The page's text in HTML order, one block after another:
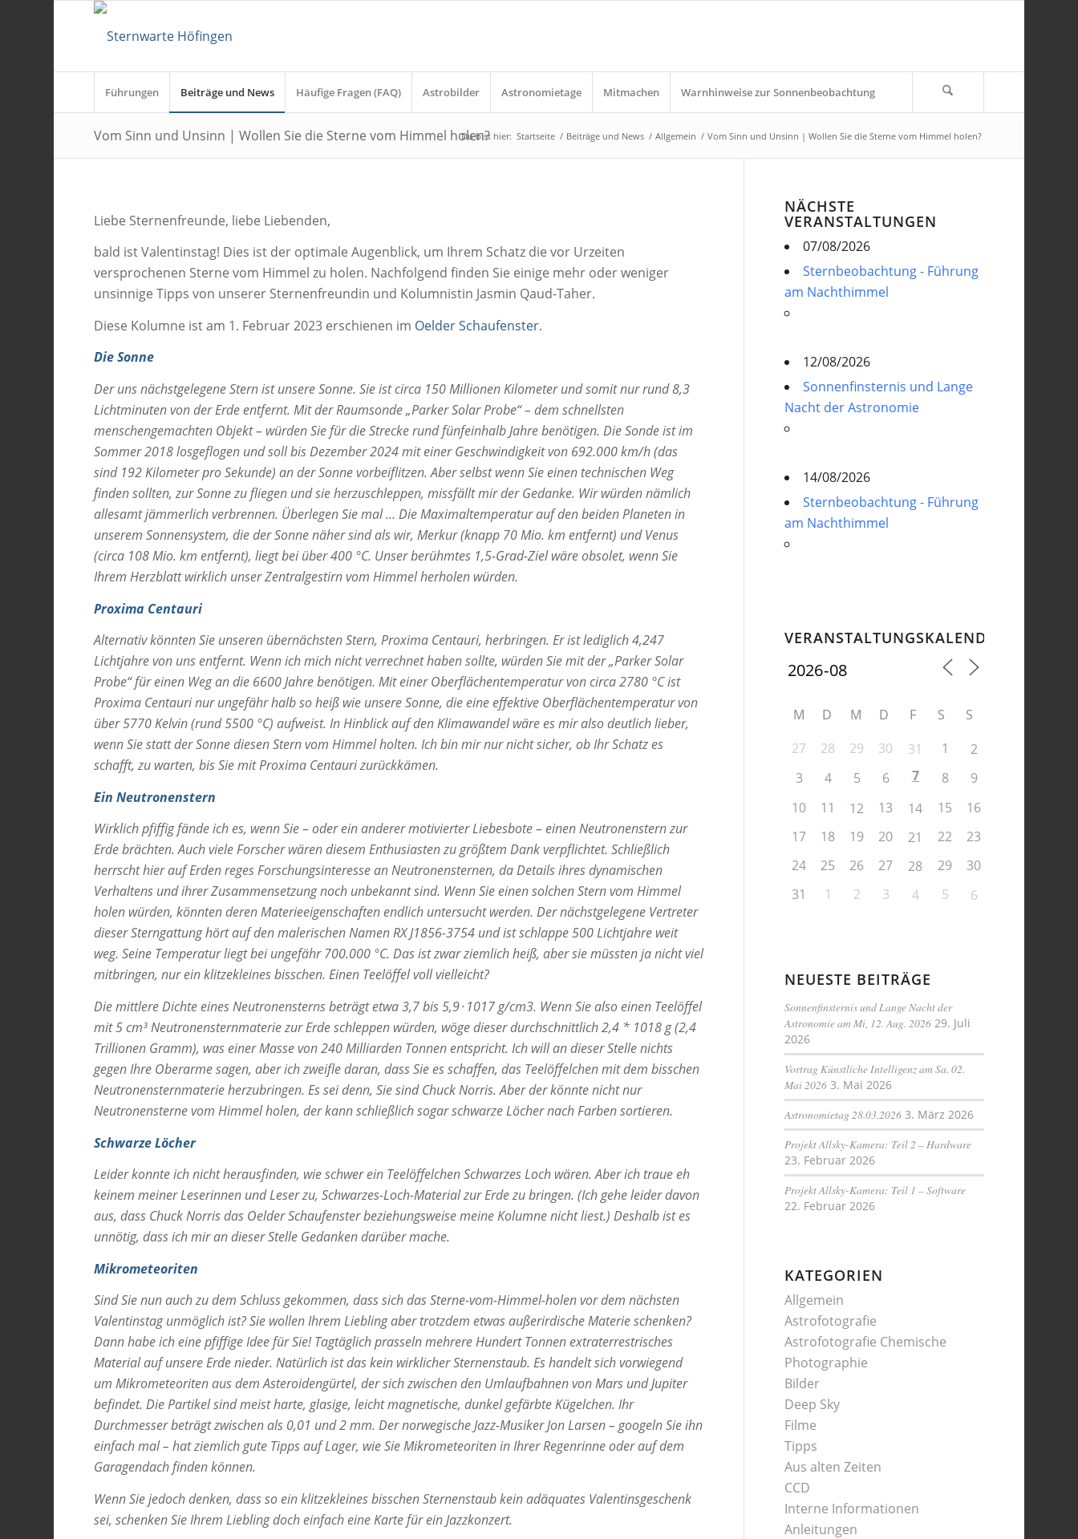
Führungen Beiträge und News Häufige Fragen (FAQ) Astrobilder Astronomietage Mitmachen Warnhinweise zur Sonnenbeobachtung
Vom Sinn und Unsinn | Wollen Sie die Sterne vom Himmel holen?
Du bist hier: Startseite / Beiträge und News / Allgemein / Vom Sinn und Unsinn | Wollen Sie die Sterne vom Himmel holen?
Liebe Sternenfreunde, liebe Liebenden,
bald ist Valentinstag! Dies ist der optimale Augenblick, um Ihrem Schatz die vor Urzeiten
versprochenen Sterne vom Himmel zu holen. Nachfolgend finden Sie einige mehr oder weniger
unsinnige Tipps von unserer Sternenfreundin und Kolumnistin Jasmin Qaud-Taher.
Diese Kolumne ist am 1. Februar 2023 erschienen im Oelder Schaufenster.
Die Sonne
Der uns nächstgelegene Stern ist unsere Sonne. Sie ist circa 150 Millionen Kilometer und somit nur rund 8,3
Lichtminuten von der Erde entfernt. Mit der Raumsonde „Parker Solar Probe“ – dem schnellsten
menschengemachten Objekt – würden Sie für die Strecke rund fünfeinhalb Jahre benötigen. Die Sonde ist im
Sommer 2018 losgeflogen und soll bis Dezember 2024 mit einer Geschwindigkeit von 692.000 km/h (das
sind 192 Kilometer pro Sekunde) an der Sonne vorbeiflitzen. Aber selbst wenn Sie einen technischen Weg
finden sollten, zur Sonne zu fliegen und sie herzuschleppen, missfällt mir der Gedanke. Wir würden nämlich
allesamt jämmerlich verbrennen. Überlegen Sie mal … Die Maximaltemperatur auf den beiden Planeten in
unserem Sonnensystem, die der Sonne näher sind als wir, Merkur (knapp 70 Mio. km entfernt) und Venus
(circa 108 Mio. km entfernt), liegt bei über 400 °C. Unser berühmtes 1,5-Grad-Ziel wäre obsolet, wenn Sie
Ihrem Herzblatt wirklich unser Zentralgestirn vom Himmel herholen würden.
Proxima Centauri
Alternativ könnten Sie unseren übernächsten Stern, Proxima Centauri, herbringen. Er ist lediglich 4,247
Lichtjahre von uns entfernt. Wenn ich mich nicht verrechnet haben sollte, würden Sie mit der „Parker Solar
Probe“ für einen Weg an die 6600 Jahre benötigen. Mit einer Oberflächentemperatur von circa 2780 °C ist
Proxima Centauri nur ungefähr halb so heiß wie unsere Sonne, die eine effektive Oberflächentemperatur von
über 5770 Kelvin (rund 5500 °C) aufweist. In Hinblick auf den Klimawandel wäre es mir also deutlich lieber,
wenn Sie statt der Sonne diesen Stern vom Himmel holten. Ich bin mir nur nicht sicher, ob Ihr Schatz es
schafft, zu warten, bis Sie mit Proxima Centauri zurückkämen.
Ein Neutronenstern
Wirklich pfiffig fände ich es, wenn Sie – oder ein anderer motivierter Liebesbote – einen Neutronenstern zur
Erde brächten. Auch viele Forscher wären diesem Enthusiasten zu größtem Dank verpflichtet. Schließlich
herrscht hier auf Erden reges Forschungsinteresse an Neutronensternen, da Details ihres dynamischen
Verhaltens und ihrer Zusammensetzung noch unbekannt sind. Wenn Sie einen solchen Stern vom Himmel
holen würden, könnten deren Materieeigenschaften endlich untersucht werden. Der nächstgelegene Vertreter
dieser Sterngattung hört auf den malerischen Namen RX J1856-3754 und ist schlappe 500 Lichtjahre weit
weg. Seine Temperatur liegt bei ungefähr 700.000 °C. Das ist zwar ziemlich heiß, aber sie müssten ja nicht viel
mitbringen, nur ein klitzekleines bisschen. Einen Teelöffel voll vielleicht?
Die mittlere Dichte eines Neutronensterns beträgt etwa 3,7 bis 5,9 · 1017 g/cm3. Wenn Sie also einen Teelöffel
mit 5 cm³ Neutronensternmaterie zur Erde schleppen würden, wöge dieser durchschnittlich 2,4 * 1018 g (2,4
Trillionen Gramm), was einer Masse von 240 Milliarden Tonnen entspricht. Ich will an dieser Stelle nichts
gegen Ihre Oberarme sagen, aber ich zweifle daran, dass Sie es schaffen, das Teelöffelchen mit dem bisschen
Neutronensternmaterie herzubringen. Es sei denn, Sie sind Chuck Norris. Aber der könnte nicht nur
Neutronensterne vom Himmel holen, der kann schließlich sogar schwarze Löcher nach Farben sortieren.
Schwarze Löcher
Leider konnte ich nicht herausfinden, wie schwer ein Teelöffelchen Schwarzes Loch wären. Aber ich traue eh
keinem meiner Leserinnen und Leser zu, Schwarzes-Loch-Material zur Erde zu bringen. (Ich gehe leider davon
aus, dass Chuck Norris das Oelder Schaufenster beziehungsweise meine Kolumne nicht liest.) Deshalb ist es
unnötig, dass ich mir an dieser Stelle Gedanken darüber mache.
Mikrometeoriten
Sind Sie nun auch zu dem Schluss gekommen, dass sich das Sterne-vom-Himmel-holen vor dem nächsten
Valentinstag unmöglich ist? Sie wollen Ihrem Liebling aber trotzdem etwas außerirdische Materie schenken?
Dann habe ich eine pfiffige Idee für Sie! Tagtäglich prasseln mehrere Hundert Tonnen extraterrestrisches
Material auf unsere Erde nieder. Natürlich ist das kein wirklicher Sternenstaub. Es handelt sich vorwiegend
um Mikrometeoriten aus dem Asteroidengürtel, der sich zwischen den Umlaufbahnen von Mars und Jupiter
befindet. Die Partikel sind meist harte, glasige, leicht magnetische, dunkel gefärbte Kügelchen. Ihr
Durchmesser beträgt zwischen als 0,01 und 2 mm. Der norwegische Jazz-Musiker Jon Larsen – googeln Sie ihn
einfach mal – hat ziemlich gute Tipps auf Lager, wie Sie Mikrometeoriten in Ihrer Regenrinne oder auf dem
Garagendach finden können.
Wenn Sie jedoch denken, dass so ein klitzekleines bisschen Sternenstaub kein adäquates Valentinsgeschenk
sei, schenken Sie Ihrem Liebling doch einfach eine Karte für ein Jazzkonzert.
NÄCHSTE
VERANSTALTUNGEN
07/08/2026
Sternbeobachtung - Führung
am Nachthimmel
12/08/2026
Sonnenfinsternis und Lange
Nacht der Astronomie
14/08/2026
Sternbeobachtung - Führung
am Nachthimmel
VERANSTALTUNGSKALENDER
M D M D F S
S
27
28 29 30 31 1
2
3
4 5 6 7 8
9
10
11 12 13 14 15
16
17
18 19 20 21 22
23
24
25 26 27 28 29
30
31
1 2 3 4 5 6
NEUESTE BEITRÄGE
Sonnenfinsternis und Lange Nacht der
Astronomie am Mi, 12. Aug. 2026 29. Juli
2026
Vortrag Künstliche Intelligenz am Sa. 02.
Mai 2026 3. Mai 2026
Astronomietag 28.03.2026 3. März 2026
Projekt Allsky-Kamera: Teil 2 – Hardware
23. Februar 2026
Projekt Allsky-Kamera: Teil 1 – Software
22. Februar 2026
KATEGORIEN
Allgemein
Astrofotografie
Astrofotografie Chemische
Photographie
Bilder
Deep Sky
Filme
Tipps
Aus alten Zeiten
CCD
Interne Informationen
Anleitungen